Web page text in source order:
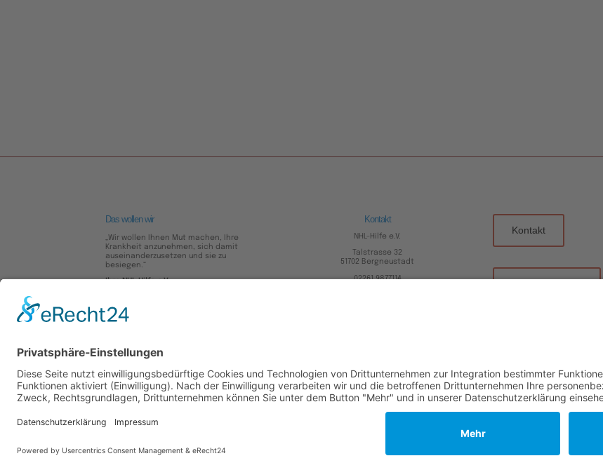
Das wollen wir
„Wir wollen Ihnen Mut machen, Ihre
Krankheit anzunehmen, sich damit
auseinanderzusetzen und sie zu
besiegen.“
Ihre NHL-Hilfe e.V.
Kontakt
NHL-Hilfe e.V.
Talstrasse 32
51702 Bergneustadt
02261 9877114
Kontakt
Datenschutz
Impressum